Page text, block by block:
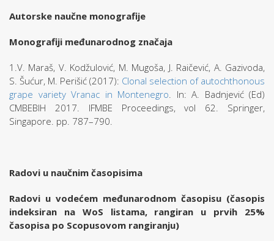
Autorske naučne monografije
Monografiji međunarodnog značaja
1.V. Maraš, V. Kodžulović, M. Mugoša, J. Raičević, A. Gazivoda,
S. Šućur, M. Perišić (2017): Clonal selection of autochthonous
grape variety Vranac in Montenegro. In: A. Badnjević (Ed)
CMBEBIH 2017. IFMBE Proceedings, vol 62. Springer,
Singapore. pp. 787–790.
Radovi u naučnim časopisima
Radovi u vodećem međunarodnom časopisu (časopis
indeksiran na WoS listama, rangiran u prvih 25%
časopisa po Scopusovom rangiranju)